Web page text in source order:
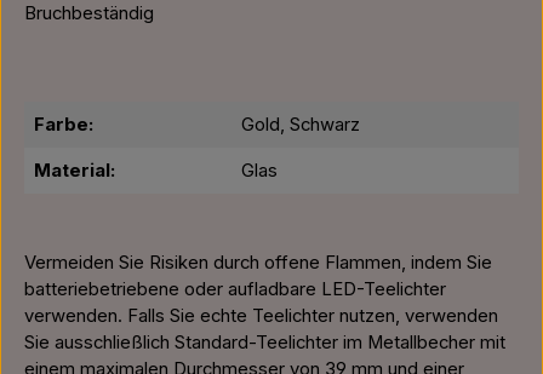
Bruchbeständig
Farbe: Gold, Schwarz
Material: Glas
Vermeiden Sie Risiken durch offene Flammen, indem Sie
batteriebetriebene oder aufladbare LED-Teelichter
verwenden. Falls Sie echte Teelichter nutzen, verwenden
Sie ausschließlich Standard-Teelichter im Metallbecher mit
einem maximalen Durchmesser von 39 mm und einer